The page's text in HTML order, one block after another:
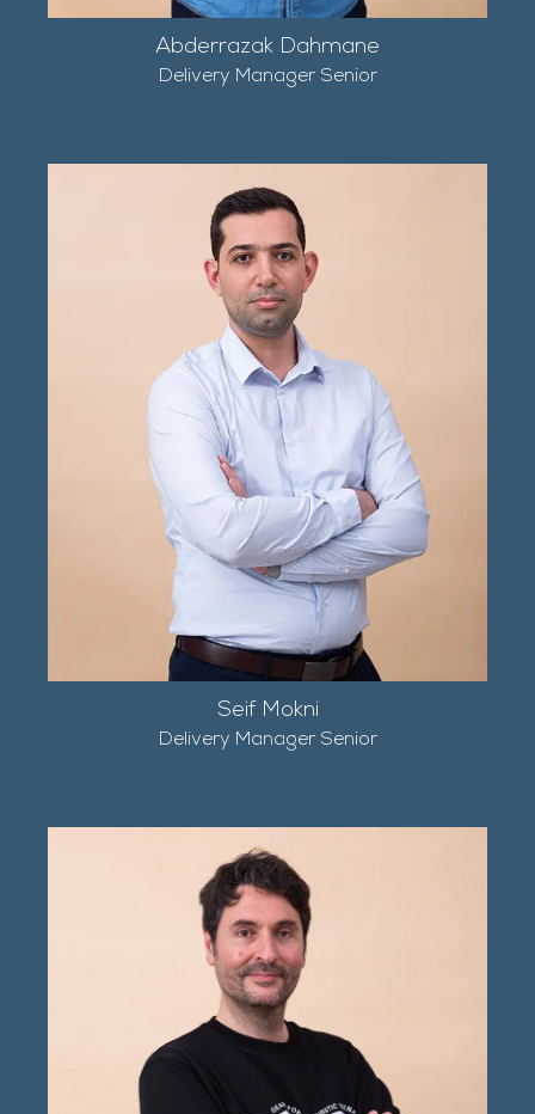
Abderrazak Dahmane
Delivery Manager Senior
Seif Mokni
Delivery Manager Senior